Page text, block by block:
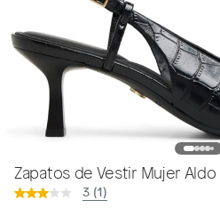
Zapatos de Vestir Mujer Aldo
3 (1)